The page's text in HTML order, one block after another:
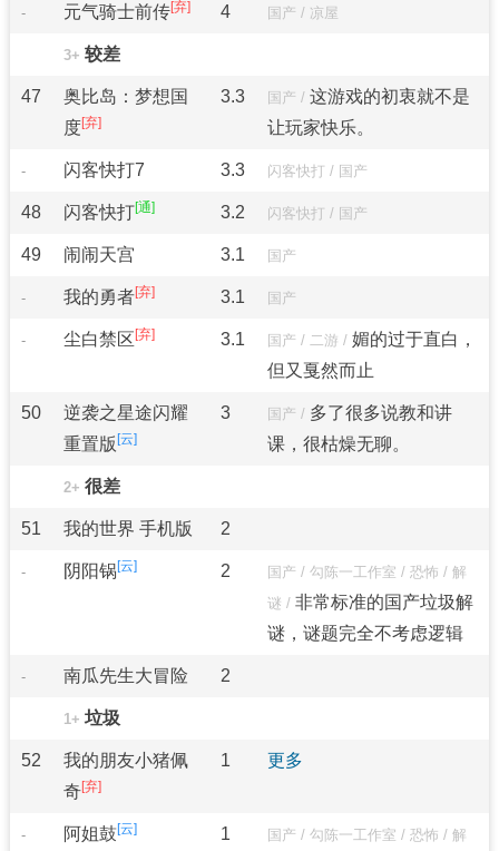
- 元气骑士前传 4 国产 / 凉屋
3+ 较差
47
奥比岛：梦想国
度
3.3 国产 / 这游戏的初衷就不是
让玩家快乐。
- 闪客快打7 3.3 闪客快打 / 国产
48 闪客快打 3.2 闪客快打 / 国产
49 闹闹天宫 3.1 国产
- 我的勇者 3.1 国产
- 尘白禁区 3.1 国产 / 二游 / 媚的过于直白，
但又戛然而止
50
逆袭之星途闪耀
重置版
3 国产 / 多了很多说教和讲
课，很枯燥无聊。
2+ 很差
51 我的世界 手机版 2
- 阴阳锅 2 国产 / 勾陈一工作室 / 恐怖 / 解
谜 / 非常标准的国产垃圾解
谜，谜题完全不考虑逻辑
- 南瓜先生大冒险 2
1+ 垃圾
52
我的朋友小猪佩
奇
1 更多
- 阿姐鼓 1 国产 / 勾陈一工作室 / 恐怖 / 解